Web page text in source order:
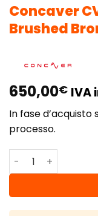
Concaver
Brushed
650,00€ IVA
In fase
processo.
Concaver CVR7